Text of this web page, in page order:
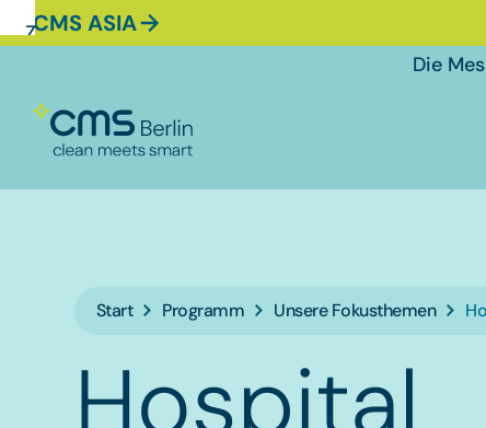
Zur
Zur
CMS ASIA
Die
Start Programm Unsere Fokusthemen
Hospital